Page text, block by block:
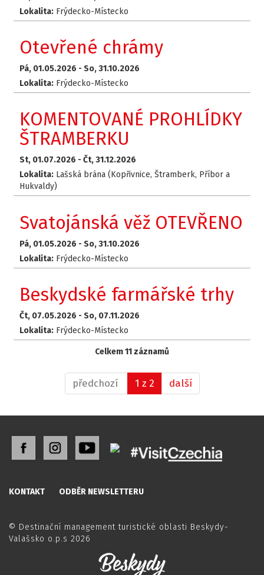
Lokalita: Frýdecko-Místecko
Otevřené chrámy
Pá, 01.05.2026 -So, 31.10.2026
Lokalita: Frýdecko-Místecko
KOMENTOVANÉ PROHLÍDKY
ŠTRAMBERKU
St, 01.07.2026 -Čt, 31.12.2026
Lokalita: Lašská brána (Kopřivnice, Štramberk, Příbor a
Hukvaldy)
Svatojánská věž OTEVŘENO
Pá, 01.05.2026 -So, 31.10.2026
Lokalita: Frýdecko-Místecko
Beskydské farmářské trhy
Čt, 07.05.2026 -So, 07.11.2026
Lokalita: Frýdecko-Místecko
Celkem 11 záznamů
předchozí 1 z 2 další
KONTAKT ODBĚR NEWSLETTERU
© Destinační management turistické oblasti Beskydy-
Valašsko o.p.s 2026